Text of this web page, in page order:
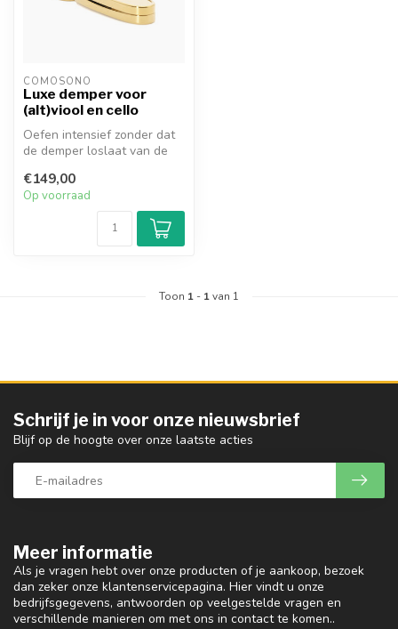
COMOSONO
Luxe demper voor
(alt)viool en cello
Oefen intensief zonder dat
de demper loslaat van de
COMOSONO Silen...
€149,00
Op voorraad
Toon 1 - 1van 1
Meer informatie
Als je vragen hebt over onze producten of je aankoop, bezoek
dan zeker onze klantenservicepagina. Hier vindt u onze
bedrijfsgegevens, antwoorden op veelgestelde vragen en
verschillende manieren om met ons in contact te komen..
Schrijf je in voor onze nieuwsbrief
Blijf op de hoogte over onze laatste acties